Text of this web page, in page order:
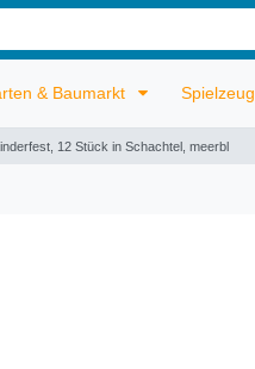
& Baumarkt Spielzeug
12 Stück in Schachtel, meerbl